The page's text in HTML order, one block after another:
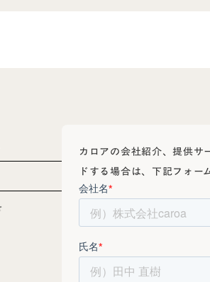
カロアの会社紹介、提供
ドする場合は、下記フォー